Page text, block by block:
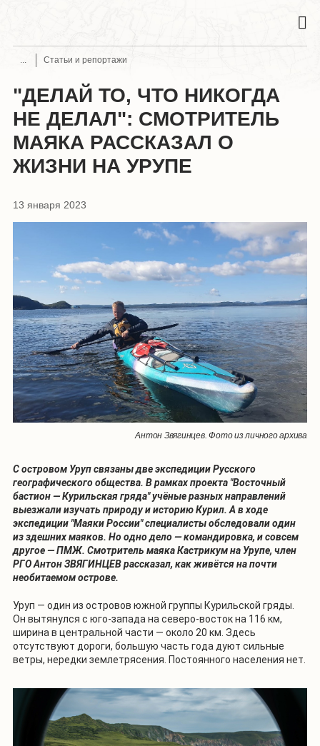
Статьи и репортажи
"ДЕЛАЙ ТО, ЧТО НИКОГДА
НЕ ДЕЛАЛ": СМОТРИТЕЛЬ
МАЯКА РАССКАЗАЛ О
ЖИЗНИ НА УРУПЕ
13 января 2023
Антон Звягинцев. Фото из личного архива
С островом Уруп связаны две экспедиции Русского
географического общества. В рамках проекта "Восточный
бастион — Курильская гряда" учёные разных направлений
выезжали изучать природу и историю Курил. А в ходе
экспедиции "Маяки России" специалисты обследовали один
из здешних маяков. Но одно дело — командировка, и совсем
другое — ПМЖ. Смотритель маяка Кастрикум на Урупе, член
РГО Антон ЗВЯГИНЦЕВ рассказал, как живётся на почти
необитаемом острове.
Уруп — один из островов южной группы Курильской гряды.
Он вытянулся с юго-запада на северо-восток на 116 км,
ширина в центральной части — около 20 км. Здесь
отсутствуют дороги, большую часть года дуют сильные
ветры, нередки землетрясения. Постоянного населения нет.